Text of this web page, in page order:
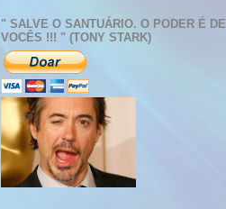
" SALVE O SANTUÁRIO. O PODER É DE
VOCÊS !!! " (TONY STARK)